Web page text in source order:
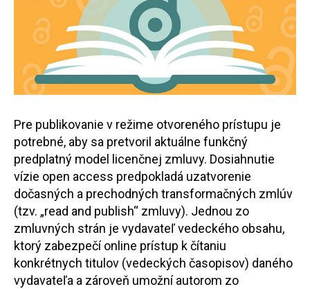
Pre publikovanie v režime otvoreného prístupu je
potrebné, aby sa pretvoril aktuálne funkčný
predplatný model licenčnej zmluvy. Dosiahnutie
vízie open access predpokladá uzatvorenie
dočasných a prechodných transformačných zmlúv
(tzv. „read and publish“ zmluvy). Jednou zo
zmluvných strán je vydavateľ vedeckého obsahu,
ktorý zabezpečí online prístup k čítaniu
konkrétnych titulov (vedeckých časopisov) daného
vydavateľa a zároveň umožní autorom zo